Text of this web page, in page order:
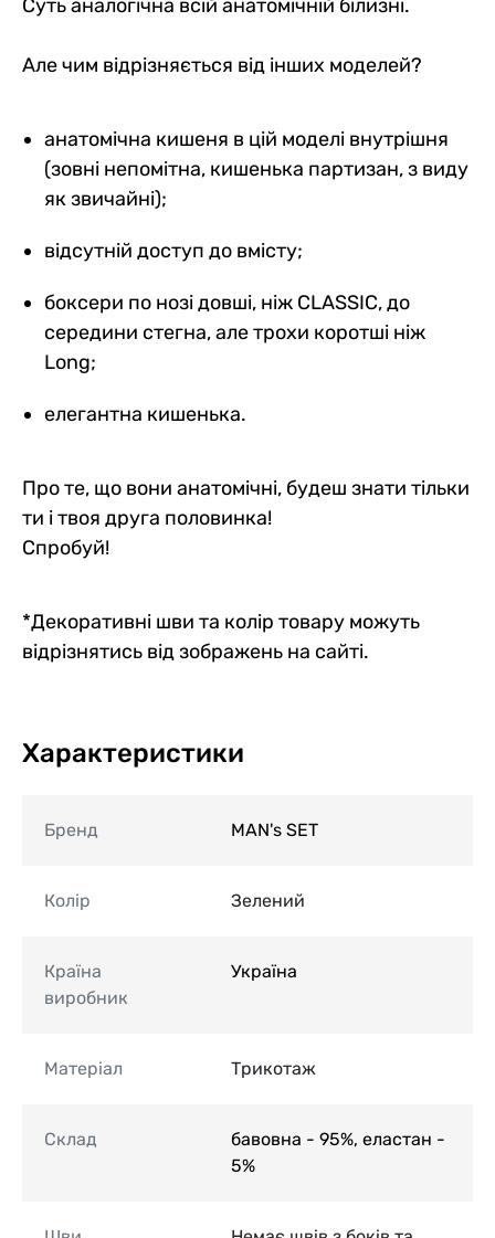
Суть аналогічна всій анатомічній білизні.
Але чим відрізняється від інших моделей?
анатомічна кишеня в цій моделі внутрішня
(зовні непомітна, кишенька партизан, з виду
як звичайні);
відсутній доступ до вмісту;
боксери по нозі довші, ніж CLASSIC, до
середини стегна, але трохи коротші ніж
Long;
елегантна кишенька.
Про те, що вони анатомічні, будеш знати тільки
ти і твоя друга половинка!
Спробуй!
*Декоративні шви та колір товару можуть
відрізнятись від зображень на сайті.
Характеристики
Бренд MAN's SET
Колір Зелений
Країна
виробник
Україна
Матеріал Трикотаж
Склад
бавовна - 95%, еластан -
5%